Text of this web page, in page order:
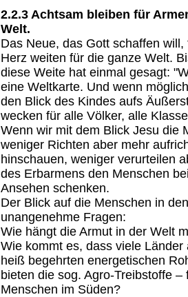
2.2.3 Achtsam bleiben für
Welt.
Das Neue, das Gott schaffen
Herz weiten für die ganze Welt.
diese Weite hat einmal gesagt:
eine Weltkarte. Und wenn
den Blick des Kindes aufs
wecken für alle Völker, alle
Wenn wir mit dem Blick Jesu die
weniger Richten aber mehr
hinschauen, weniger verurteilen
des Erbarmens den Menschen
Ansehen schenken.
Der Blick auf die Menschen in
unangenehme Fragen:
Wie hängt die Armut in der Welt
Wie kommt es, dass viele
heiß begehrten energetischen
bieten die sog. Agro-Treibstoffe
Menschen im Süden?